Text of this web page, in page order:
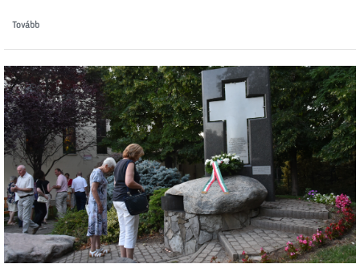
Tovább